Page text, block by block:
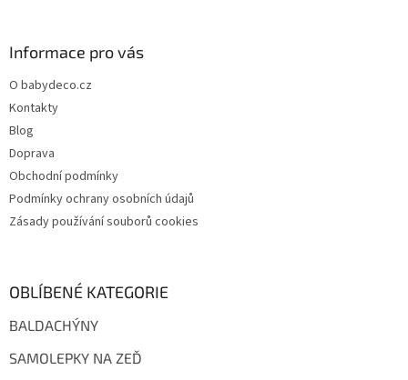
Informace pro vás
O babydeco.cz
Kontakty
Blog
Doprava
Obchodní podmínky
Podmínky ochrany osobních údajů
Zásady používání souborů cookies
OBLÍBENÉ KATEGORIE
BALDACHÝNY
SAMOLEPKY NA ZEĎ